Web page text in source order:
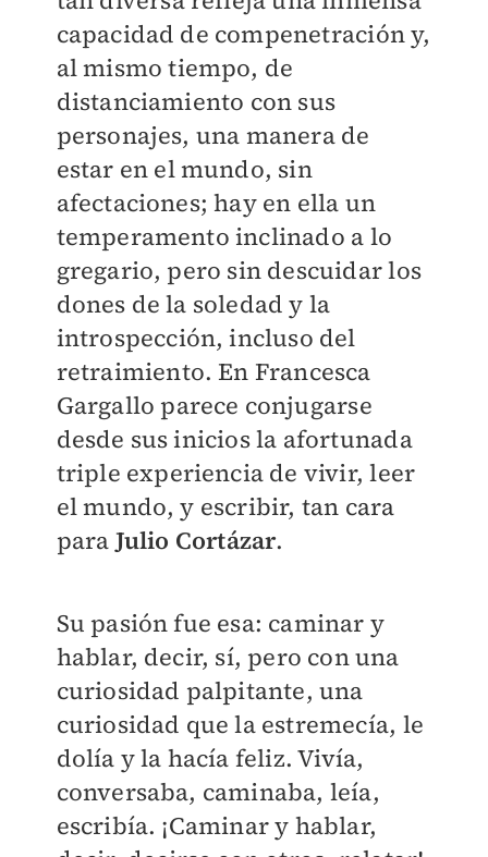
capacidad de compenetración y,
al mismo tiempo, de
distanciamiento con sus
personajes, una manera de
estar en el mundo, sin
afectaciones; hay en ella un
temperamento inclinado a lo
gregario, pero sin descuidar los
dones de la soledad y la
introspección, incluso del
retraimiento. En Francesca
Gargallo parece conjugarse
desde sus inicios la afortunada
triple experiencia de vivir, leer
el mundo, y escribir, tan cara
para Julio Cortázar.
Su pasión fue esa: caminar y
hablar, decir, sí, pero con una
curiosidad palpitante, una
curiosidad que la estremecía, le
dolía y la hacía feliz. Vivía,
conversaba, caminaba, leía,
escribía. ¡Caminar y hablar,